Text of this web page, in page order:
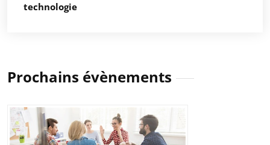
technologie
Prochains évènements